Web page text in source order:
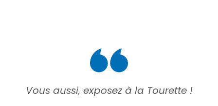
Vous aussi, exposez à la Tourette !